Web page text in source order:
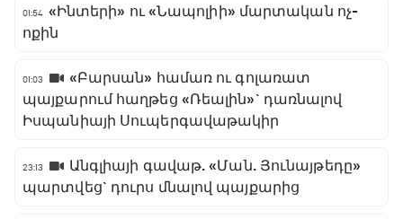
01:54 «Ինտերի» ու «Նապոլիի» մարտական ոչ-
ոքին
01:03
«Բարսան» համառ ու գոլառատ
պայքարում հաղթեց «Ռեալին»` դառնալով
Իսպանիայի Սուպերգավաթակիր
23:13
Անգլիայի գավաթ. «Ման. Յունայթեդը»
պարտվեց` դուրս մնալով պայքարից